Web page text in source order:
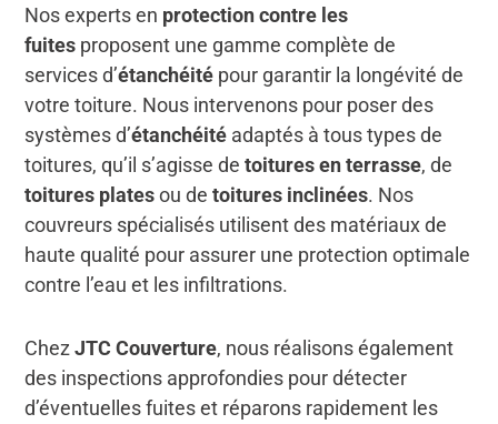
Nos experts en protection contre les
fuites proposent une gamme complète de
services d’étanchéité pour garantir la longévité de
votre toiture. Nous intervenons pour poser des
systèmes d’étanchéité adaptés à tous types de
toitures, qu’il s’agisse detoitures en terrasse, de
toitures platesou detoitures inclinées. Nos
couvreurs spécialisés utilisent des matériaux de
haute qualité pour assurer une protection optimale
contre l’eau et les infiltrations.
ChezJTC Couverture, nous réalisons également
des inspections approfondies pour détecter
d’éventuelles fuites et réparons rapidement les